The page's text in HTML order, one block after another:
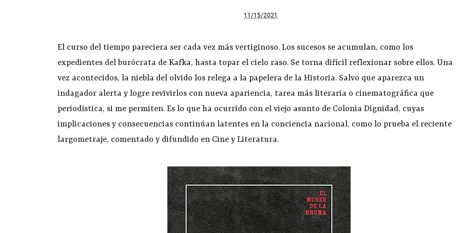
11/15/2021
El curso del tiempo pareciera ser cada vez más vertiginoso. Los sucesos se acumulan, como los
expedientes del burócrata de Kafka, hasta topar el cielo raso. Se torna difícil reflexionar sobre ellos. Una
vez acontecidos, la niebla del olvido los relega a la papelera de la Historia. Salvo que aparezca un
indagador alerta y logre revivirlos con nueva apariencia, tarea más literaria o cinematográfica que
periodística, si me permiten. Es lo que ha ocurrido con el viejo asunto de Colonia Dignidad, cuyas
implicaciones y consecuencias continúan latentes en la conciencia nacional, como lo prueba el reciente
largometraje, comentado y difundido en Cine y Literatura.